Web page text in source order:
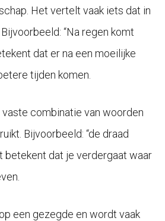
Het vertelt vaak iets dat in
“Na regen komt
dat er na een moeilijke
tijden komen.
combinatie van woorden
Bijvoorbeeld: “de draad
betekent dat je verdergaat waar
een gezegde en wordt vaak